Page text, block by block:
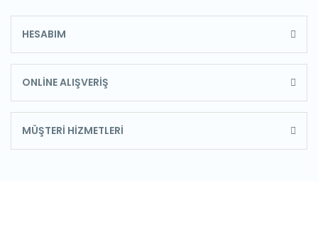
HESABIM
ONLİNE ALIŞVERİŞ
MÜŞTERİ HİZMETLERİ